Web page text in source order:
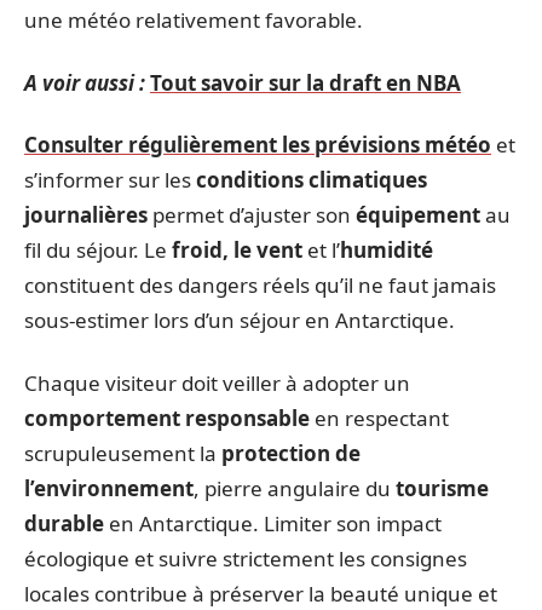
une météo relativement favorable.
A voir aussi :Tout savoir sur la draft en NBA
Consulter régulièrement les prévisions météo et
s’informer sur lesconditions climatiques
journalières permet d’ajuster son équipementau
fil du séjour. Le froid, le vent et l’humidité
constituent des dangers réels qu’il ne faut jamais
sous-estimer lors d’un séjour en Antarctique.
Chaque visiteur doit veiller à adopter un
comportement responsable en respectant
scrupuleusement la protection de
l’environnement, pierre angulaire du tourisme
durable en Antarctique. Limiter son impact
écologique et suivre strictement les consignes
locales contribue à préserver la beauté unique et